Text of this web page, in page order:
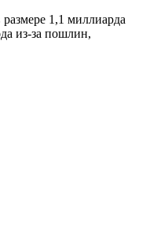
из-за пошлин,